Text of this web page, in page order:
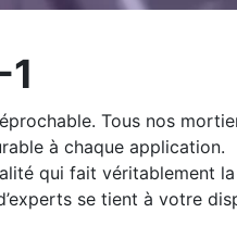
1
Tous nos
à chaque application.
qui fait véritablement
se tient à votre